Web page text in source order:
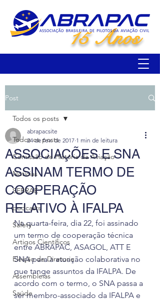
15 Anos
Post
Todos os posts
Comissão de História da Aviação
Notícias
SEBRAE
podcasts
Safety
Artigos Científicos
Eleição de Diretoria
Assembleias
Saúde
Todos os posts
ASSOCIAÇÕES E SNA
ASSINAM TERMO DE
COOPERAÇÃO
RELATIVO À IFALPA
abrapacsite
24 de fev. de 2017 1 min de leitura
Na quarta-feira, dia 22, foi assinado
um termo de cooperação técnica
entre ABRAPAC, ASAGOL, ATT E
SNA para a atuação colaborativa no
que tange assuntos da IFALPA. De
acordo com o termo, o SNA passa a
ser membro-associado da IFALPA e